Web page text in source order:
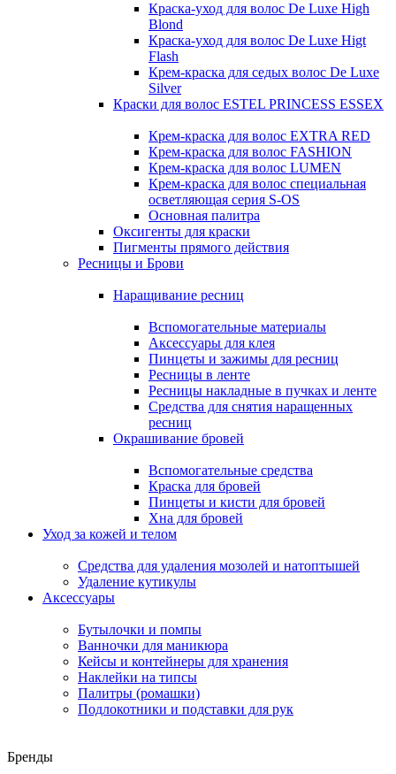
Краска-уход для волос De Luxe High
Blond
Краска-уход для волос De Luxe Higt
Flash
Крем-краска для седых волос De Luxe
Silver
Краски для волос ESTEL PRINCESS ESSEX
Крем-краска для волос EXTRA RED
Крем-краска для волос FASHION
Крем-краска для волос LUMEN
Крем-краска для волос специальная
осветляющая серия S-OS
Основная палитра
Оксигенты для краски
Пигменты прямого действия
Ресницы и Брови
Наращивание ресниц
Вспомогательные материалы
Аксессуары для клея
Пинцеты и зажимы для ресниц
Ресницы в ленте
Ресницы накладные в пучках и ленте
Средства для снятия наращенных
ресниц
Окрашивание бровей
Вспомогательные средства
Краска для бровей
Пинцеты и кисти для бровей
Хна для бровей
Уход за кожей и телом
Средства для удаления мозолей и натоптышей
Удаление кутикулы
Аксессуары
Бутылочки и помпы
Ванночки для маникюра
Кейсы и контейнеры для хранения
Наклейки на типсы
Палитры (ромашки)
Подлокотники и подставки для рук
Бренды